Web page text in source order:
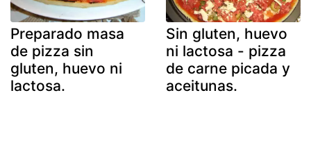
Preparado masa
de pizza sin
gluten, huevo ni
lactosa.
Sin gluten, huevo
ni lactosa - pizza
de carne picada y
aceitunas.